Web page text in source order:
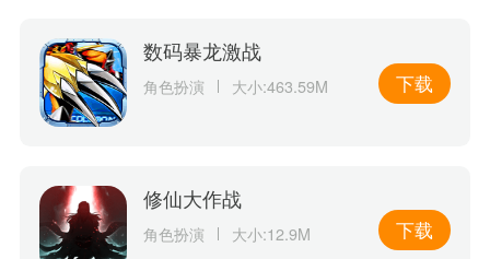
数码暴龙激战
角色扮演 大小:463.59M 下载
修仙大作战
角色扮演 大小:12.9M 下载